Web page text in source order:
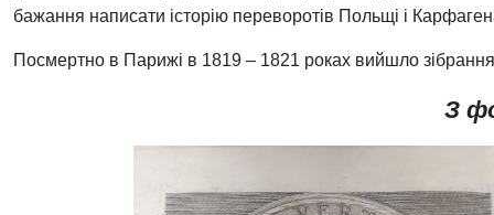
бажання написати історію переворотів Польщі і
Посмертно в Парижі в 1819 – 1821 роках вийшло
З